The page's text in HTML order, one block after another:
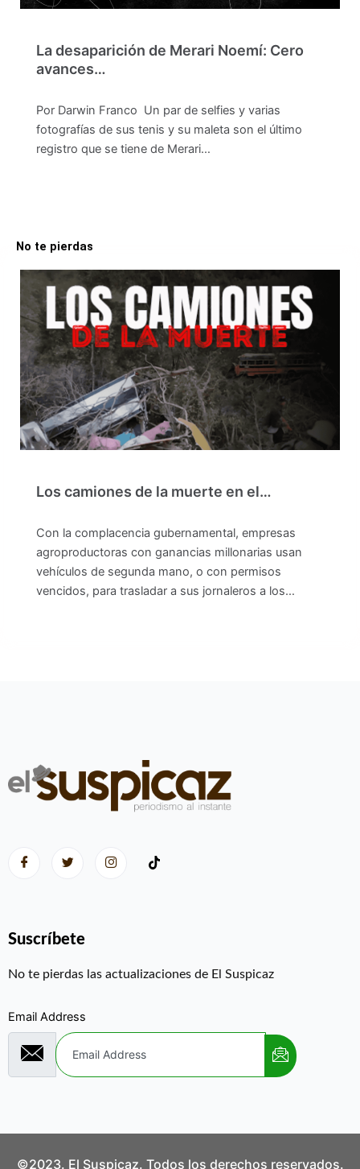
La desaparición de Merari Noemí: Cero
avances…
Por Darwin Franco Un par de selfies y varias
fotografías de sus tenis y su maleta son el último
registro que se tiene de Merari…
No te pierdas
Los camiones de la muerte en el…
Con la complacencia gubernamental, empresas
agroproductoras con ganancias millonarias usan
vehículos de segunda mano, o con permisos
vencidos, para trasladar a sus jornaleros a los…
Suscríbete
No te pierdas las actualizaciones de El Suspicaz
Email Address
©2023. El Suspicaz. Todos los derechos reservados.